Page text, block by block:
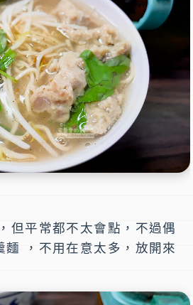
但平常都不太會點，不過偶
麵 ，不用在意太多，放開來